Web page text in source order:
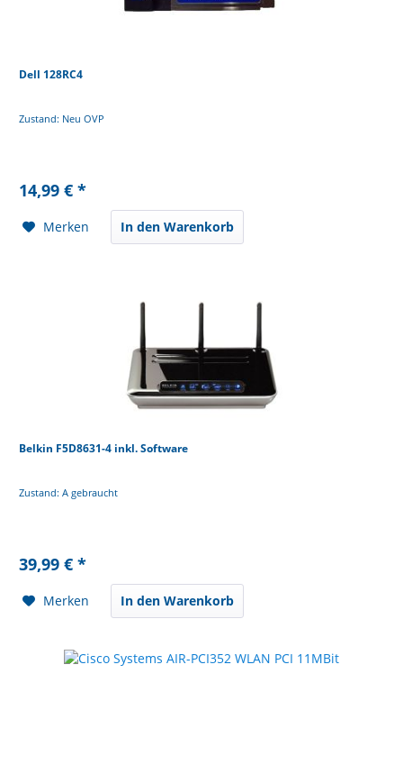
Dell 128RC4
Zustand: Neu OVP
14,99 € *
Merken In den Warenkorb
Belkin F5D8631-4 inkl. Software
Zustand: A gebraucht
39,99 € *
Merken In den Warenkorb